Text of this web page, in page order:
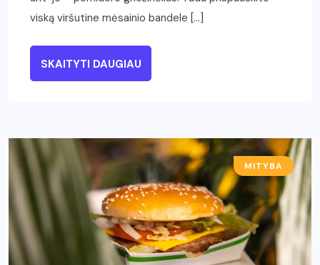
viską viršutine mėsainio bandele […]
SKAITYTI DAUGIAU
MITYBA